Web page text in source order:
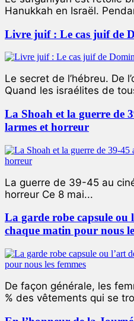
Hanukkah en Israël.
Livre juif : Le cas juif de
Le secret de l’hébreu. De
Quand les israélites de
La Shoah et la guerre de
larmes et horreur
La guerre de 39-45 au
horreur Ce 8 mai...
La garde robe capsule ou
chaque matin pour nous
De façon générale, les
% des vêtements qui se